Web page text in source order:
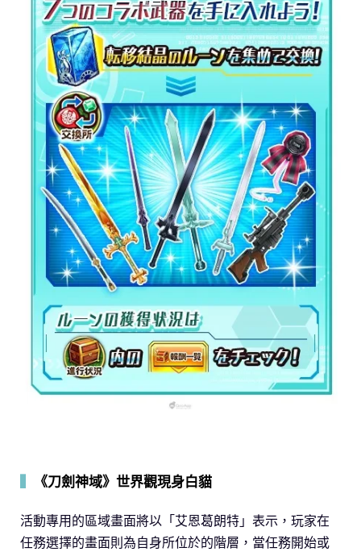
《刀劍神域》世界觀現身白貓
活動專用的區域畫面將以「艾恩葛朗特」表示，玩家在
任務選擇的畫面則為自身所位於的階層，當任務開始或